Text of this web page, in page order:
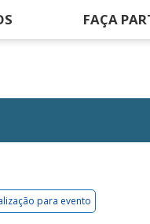
FAÇA
para evento